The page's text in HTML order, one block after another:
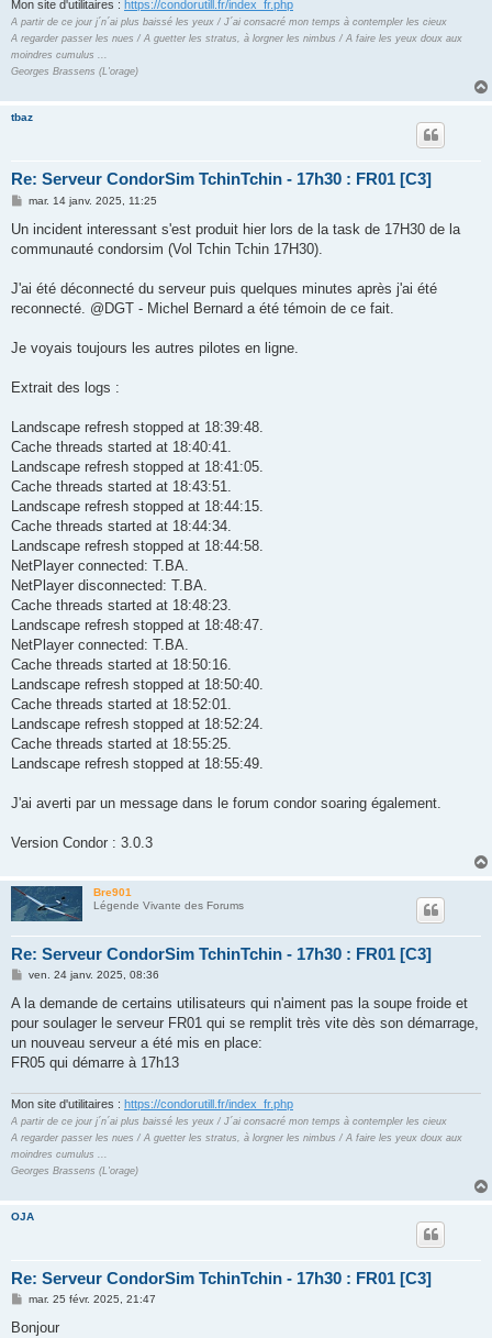
Mon site d'utilitaires : https://condorutill.fr/index_fr.php
A partir de ce jour j´n´ai plus baissé les yeux / J´ai consacré mon temps à contempler les cieux
A regarder passer les nues / A guetter les stratus, à lorgner les nimbus / A faire les yeux doux aux
moindres cumulus ...
Georges Brassens (L'orage)
tbaz
Re: Serveur CondorSim TchinTchin - 17h30 : FR01 [C3]
M
s
a
mar. 14 janv. 2025, 11:25
Un incident interessant s'est produit hier lors de la task de 17H30 de la
communauté condorsim (Vol Tchin Tchin 17H30).
J'ai été déconnecté du serveur puis quelques minutes après j'ai été
reconnecté. @DGT - Michel Bernard a été témoin de ce fait.
Je voyais toujours les autres pilotes en ligne.
Extrait des logs :
Landscape refresh stopped at 18:39:48.
Cache threads started at 18:40:41.
Landscape refresh stopped at 18:41:05.
Cache threads started at 18:43:51.
Landscape refresh stopped at 18:44:15.
Cache threads started at 18:44:34.
Landscape refresh stopped at 18:44:58.
NetPlayer connected: T.BA.
NetPlayer disconnected: T.BA.
Cache threads started at 18:48:23.
Landscape refresh stopped at 18:48:47.
NetPlayer connected: T.BA.
Cache threads started at 18:50:16.
Landscape refresh stopped at 18:50:40.
Cache threads started at 18:52:01.
Landscape refresh stopped at 18:52:24.
Cache threads started at 18:55:25.
Landscape refresh stopped at 18:55:49.
J'ai averti par un message dans le forum condor soaring également.
Version Condor : 3.0.3
Bre901
Légende Vivante des Forums
Re: Serveur CondorSim TchinTchin - 17h30 : FR01 [C3]
M
s
a
g
ven. 24 janv. 2025, 08:36
A la demande de certains utilisateurs qui n'aiment pas la soupe froide et
pour soulager le serveur FR01 qui se remplit très vite dès son démarrage,
un nouveau serveur a été mis en place:
FR05 qui démarre à 17h13
Mon site d'utilitaires : https://condorutill.fr/index_fr.php
A partir de ce jour j´n´ai plus baissé les yeux / J´ai consacré mon temps à contempler les cieux
A regarder passer les nues / A guetter les stratus, à lorgner les nimbus / A faire les yeux doux aux
moindres cumulus ...
Georges Brassens (L'orage)
OJA
Re: Serveur CondorSim TchinTchin - 17h30 : FR01 [C3]
M
s
mar. 25 févr. 2025, 21:47
Bonjour